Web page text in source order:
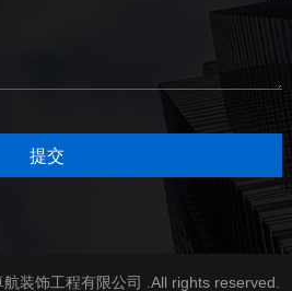
装饰工程有限公司 .All rights reserved.